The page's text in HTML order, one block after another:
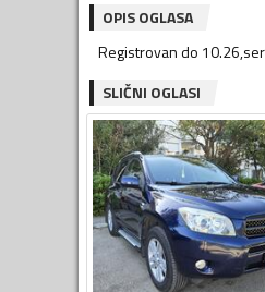
OPIS OGLASA
Registrovan do
SLIČNI OGLASI